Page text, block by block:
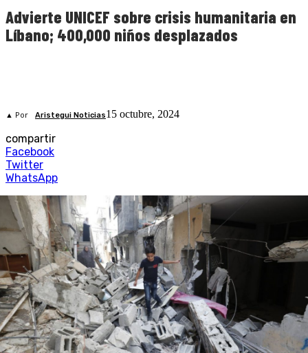
Advierte UNICEF sobre crisis humanitaria en
Líbano; 400,000 niños desplazados
▲ Por Aristegui Noticias15 octubre, 2024
compartir
Facebook
Twitter
WhatsApp